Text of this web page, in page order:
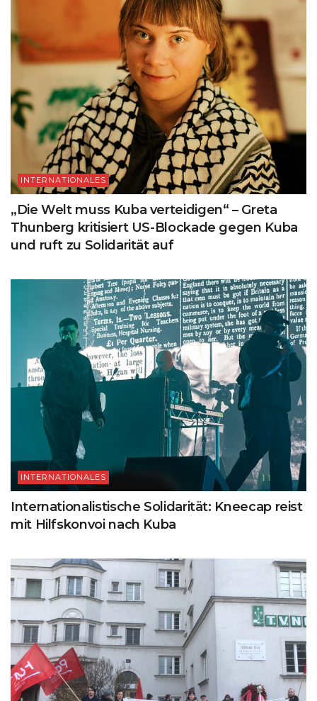
INTERNATIONALES
„Die Welt muss Kuba verteidigen“ – Greta
Thunberg kritisiert US-Blockade gegen Kuba
und ruft zu Solidarität auf
INTERNATIONALES
Internationalistische Solidarität: Kneecap reist
mit Hilfskonvoi nach Kuba